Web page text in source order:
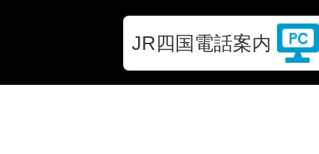
JR四国電話案内